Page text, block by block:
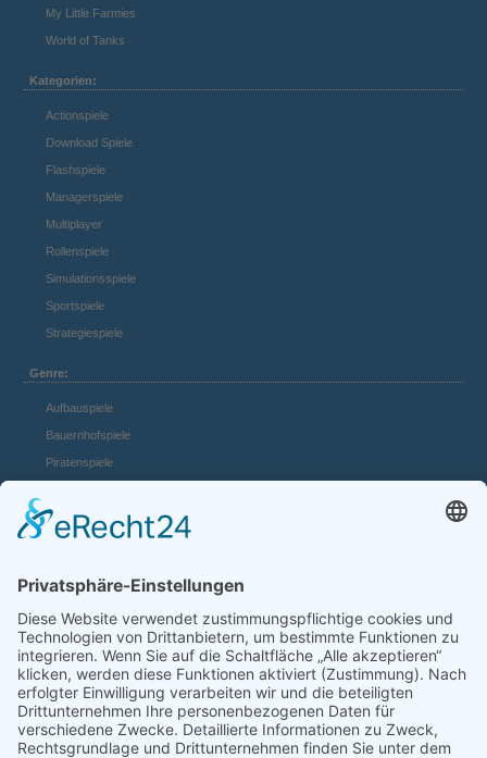
My Little Farmies
World of Tanks
Kategorien:
Actionspiele
Download Spiele
Flashspiele
Managerspiele
Multiplayer
Rollenspiele
Simulationsspiele
Sportspiele
Strategiespiele
Genre:
Aufbauspiele
Bauernhofspiele
Piratenspiele
Mädchenspiele
Panzerspiele
Tierspiele
Weltraumspiele
Links:
Game Server mieten
FAQ und Hilfe